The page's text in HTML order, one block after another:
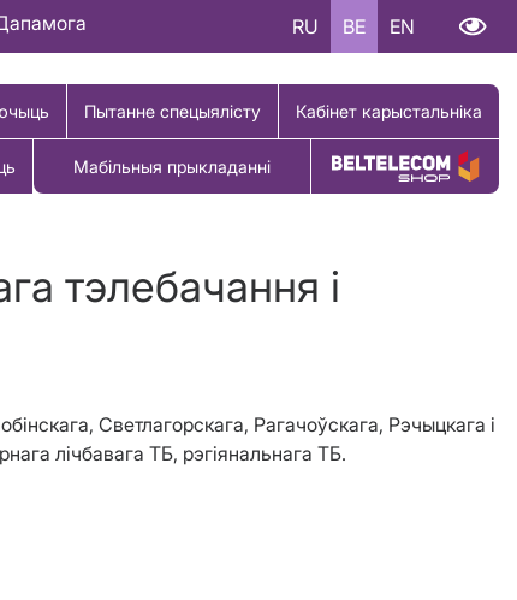
RU BE EN
Пытанне спецыялісту Кабінет карыстальніка
Мабільныя прыкладанні Купіць тавар
тэлебачання і
Светлагорскага, Рагачоўскага, Рэчыцкага і
лічбавага ТБ, рэгіянальнага ТБ.